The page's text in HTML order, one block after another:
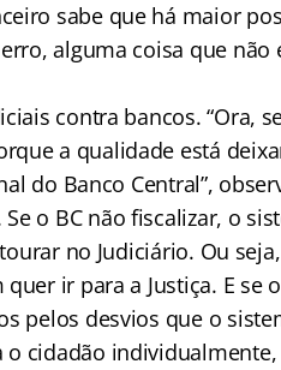
sabe que há maior
alguma coisa que não
contra bancos. “Ora,
a qualidade está
do Banco Central”,
o BC não fiscalizar, o
no Judiciário. Ou
ir para a Justiça. E se
pelos desvios que o
cidadão